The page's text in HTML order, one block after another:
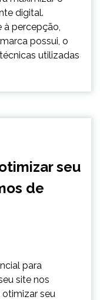
digital.
à percepção,
possui, o
utilizadas
seu
de
para
site nos
seu